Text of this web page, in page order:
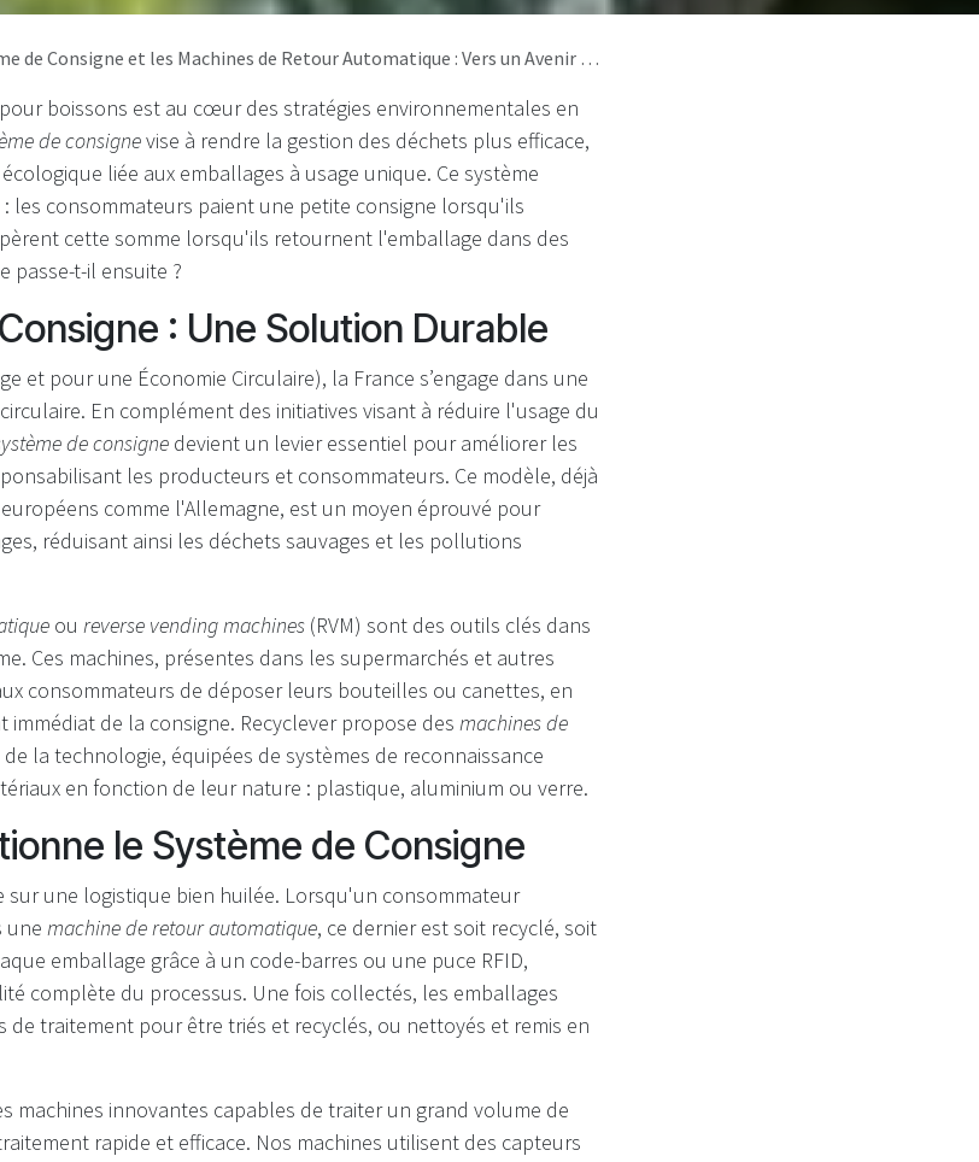
de Consigne et les Machines de Retour Automatique : Vers un Avenir Écologique Durable
boissons est au cœur des stratégies environnementales en
de consignevise à rendre la gestion des déchets plus efficace,
liée aux emballages à usage unique. Ce système
les consommateurs paient une petite consigne lorsqu'ils
cette somme lorsqu'ils retournent l'emballage dans des
passe-t-il ensuite ?
: Une Solution Durable
et pour une Économie Circulaire), la France s’engage dans une
En complément des initiatives visant à réduire l'usage du
de consigne devient un levier essentiel pour améliorer les
les producteurs et consommateurs. Ce modèle, déjà
comme l'Allemagne, est un moyen éprouvé pour
réduisant ainsi les déchets sauvages et les pollutions
ou reverse vending machines (RVM) sont des outils clés dans
Ces machines, présentes dans les supermarchés et autres
consommateurs de déposer leurs bouteilles ou canettes, en
de la consigne. Recyclever propose des machines de
la technologie, équipées de systèmes de reconnaissance
en fonction de leur nature : plastique, aluminium ou verre.
le Système de Consigne
sur une logistique bien huilée. Lorsqu'un consommateur
une machine de retour automatique, ce dernier est soit recyclé, soit
emballage grâce à un code-barres ou une puce RFID,
complète du processus. Une fois collectés, les emballages
de traitement pour être triés et recyclés, ou nettoyés et remis en
machines innovantes capables de traiter un grand volume de
rapide et efficace. Nos machines utilisent des capteurs